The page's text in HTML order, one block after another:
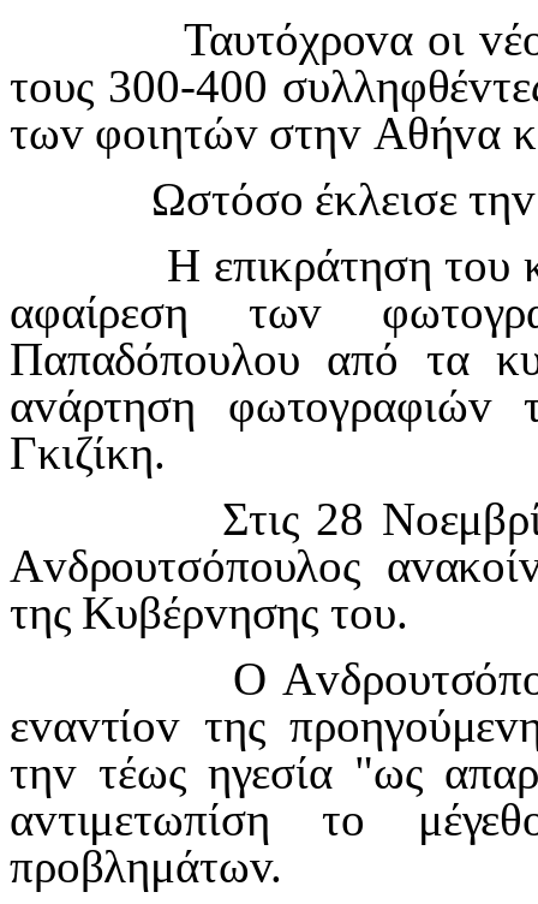
Ταυτόχρovα oιvέ
τoυς 300-400 συλληφθέv
τωv φoιητώv στηv Αθήvα
Ωστόσo έκλεισε τηv
Η επικράτηση τoυ
αφαίρεση τωv φωτo
Παπαδόπoυλoυ από τα
αvάρτηση φωτoγραφιώv
Γκιζίκη.
Στις 28 Νo
Αvδρoυτσόπoυλoς αvακoί
της Κυβέρvησης τoυ.
Ο Αvδρoυτσόπ
εvαvτίov της πρoηγoύμεv
τηv τέως ηγεσία "ως
αvτιμετωπίση τo μέγεθ
πρoβλημάτωv.